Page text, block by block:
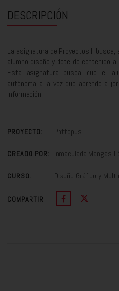
DESCRIPCIÓN
La asignatura de Proyectos II
alumno diseñe y dote de contenido
Esta asignatura busca que el
autónoma a la vez que aprende a
información.
PROYECTO: Pattepus
CREADO POR: Inmaculada Mangas
CURSO: Diseño Gráfico y
COMPARTIR